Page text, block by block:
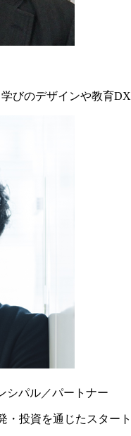
session online
上に
Remotely” buttonwill
びのデザインや教育DX
シパル／パートナー
投資を通じたスター